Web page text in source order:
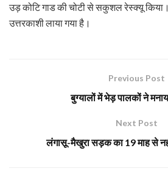
उड़ कोटि गाड की चोटी से सकुशल रेस्क्यू
उत्तरकाशी लाया गया है।
Previous Post
बुग्यालों में भेड़ पालकों ने
Next Post
लंगासू-मैखुरा सड़क का 19 माह से